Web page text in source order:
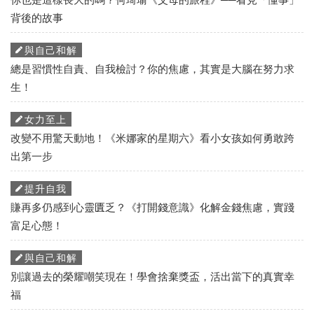
背後的故事
與自己和解
總是習慣性自責、自我檢討？你的焦慮，其實是大腦在努力求
生！
女力至上
改變不用驚天動地！《米娜家的星期六》看小女孩如何勇敢跨
出第一步
提升自我
賺再多仍感到心靈匱乏？《打開錢意識》化解金錢焦慮，實踐
富足心態！
與自己和解
別讓過去的榮耀嘲笑現在！學會捨棄獎盃，活出當下的真實幸
福